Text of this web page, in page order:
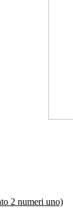
2 numeri uno)